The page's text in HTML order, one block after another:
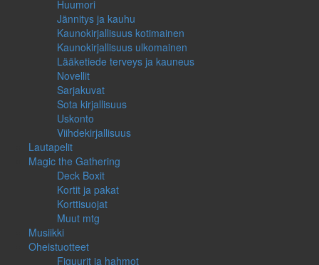
Huumori
Jännitys ja kauhu
Kaunokirjallisuus kotimainen
Kaunokirjallisuus ulkomainen
Lääketiede terveys ja kauneus
Novellit
Sarjakuvat
Sota kirjallisuus
Uskonto
Viihdekirjallisuus
Lautapelit
Magic the Gathering
Deck Boxit
Kortit ja pakat
Korttisuojat
Muut mtg
Musiikki
Oheistuotteet
Figuurit ja hahmot